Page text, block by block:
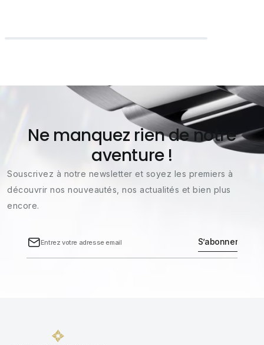
Ne manquez rien de notre
aventure !
Souscrivez à notre newsletter et soyez les premiers à
découvrir nos nouveautés, nos actualités et bien plus
encore.